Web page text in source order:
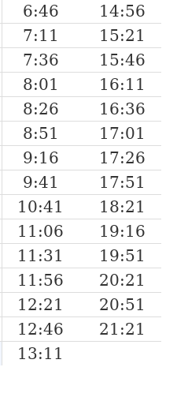
6:46
14:56
7:11
15:21
7:36
15:46
8:01
16:11
8:26
16:36
8:51
17:01
9:16
17:26
9:41
17:51
10:41
18:21
11:06
19:16
11:31
19:51
11:56
20:21
12:21
20:51
12:46
21:21
13:11